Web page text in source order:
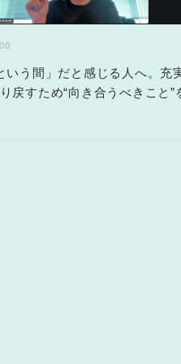
いう間」だと感じる人へ。充
戻すため“向き合うべきこと”